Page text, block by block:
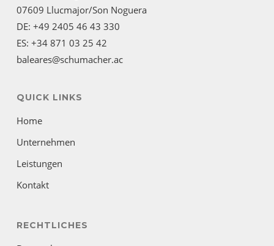
07609 Llucmajor/Son Noguera
DE: +49 2405 46 43 330
ES: +34 871 03 25 42
baleares@schumacher.ac
QUICK LINKS
Home
Unternehmen
Leistungen
Kontakt
RECHTLICHES